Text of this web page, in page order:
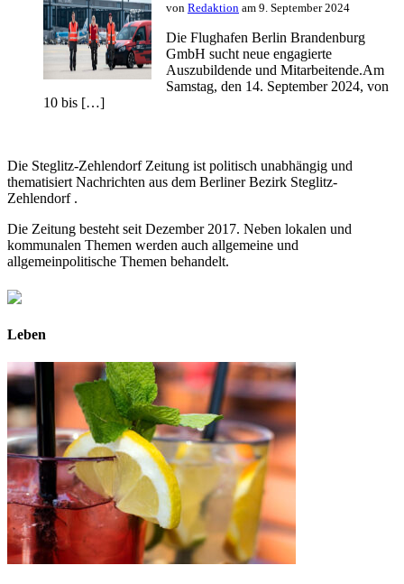
von Redaktion am 9. September 2024
Die Flughafen Berlin Brandenburg
GmbH sucht neue engagierte
Auszubildende und Mitarbeitende.Am
Samstag, den 14. September 2024, von
10 bis […]
Die Steglitz-Zehlendorf Zeitung ist politisch unabhängig und
thematisiert Nachrichten aus dem Berliner Bezirk Steglitz-
Zehlendorf .
Die Zeitung besteht seit Dezember 2017. Neben lokalen und
kommunalen Themen werden auch allgemeine und
allgemeinpolitische Themen behandelt.
Leben